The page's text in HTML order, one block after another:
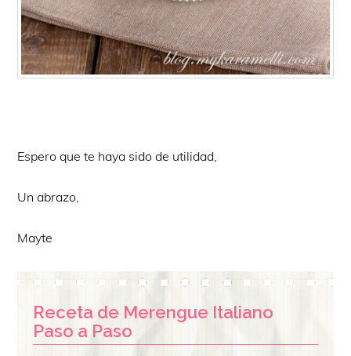
Espero que te haya sido de utilidad,
Un abrazo,
Mayte
Receta de Merengue Italiano
Paso a Paso